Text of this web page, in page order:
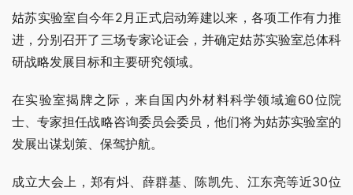
姑苏实验室自今年2月正式启动筹建以来，各项工作有力推
进，分别召开了三场专家论证会，并确定姑苏实验室总体科
研战略发展目标和主要研究领域。
在实验室揭牌之际，来自国内外材料科学领域逾60位院
士、专家担任战略咨询委员会委员，他们将为姑苏实验室的
发展出谋划策、保驾护航。
成立大会上，郑有炓、薛群基、陈凯先、江东亮等近30位